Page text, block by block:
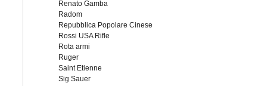
Renato Gamba
Radom
Repubblica Popolare Cinese
Rossi USA Rifle
Rota armi
Ruger
Saint Etienne
Sig Sauer